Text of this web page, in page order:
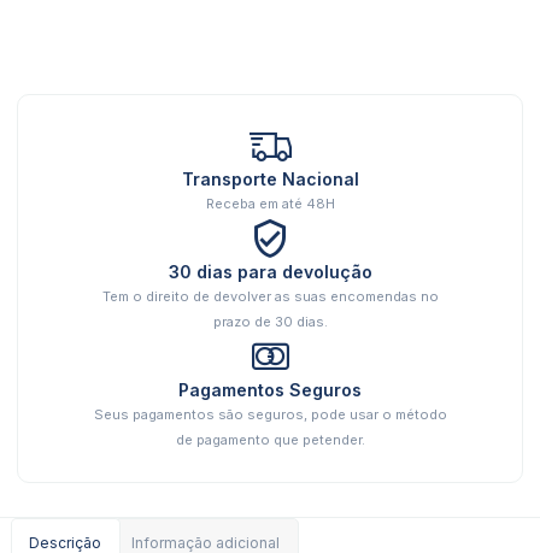
Transporte Nacional
Receba em até 48H
30 dias para devolução
Tem o direito de devolver as suas encomendas no
prazo de 30 dias.
Pagamentos Seguros
Seus pagamentos são seguros, pode usar o método
de pagamento que petender.
Descrição Informação adicional